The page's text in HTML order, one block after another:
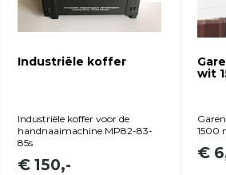
Industriële koffer
Industriële koffer voor de
handnaaimachine MP82-83-
85s
€ 150,-
wit
1500
€